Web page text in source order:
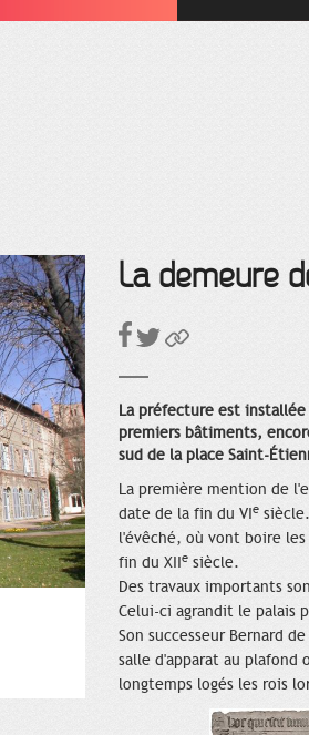
La demeure
La préfecture est
premiers bâtiments,
sud de la place Saint-
La première mention de
date de la fin du VIe
l'évêché, où vont boire
fin du XIIe siècle.
Des travaux importants
Celui-ci agrandit le palais
Son successeur Bernard
salle d'apparat au plafond
longtemps logés les rois